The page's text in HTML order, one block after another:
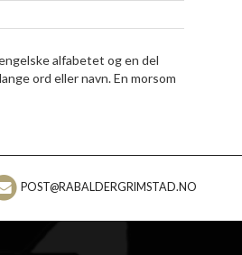
alfabetet og en del
ord eller navn. En morsom
POST@RABALDERGRIMSTAD.NO